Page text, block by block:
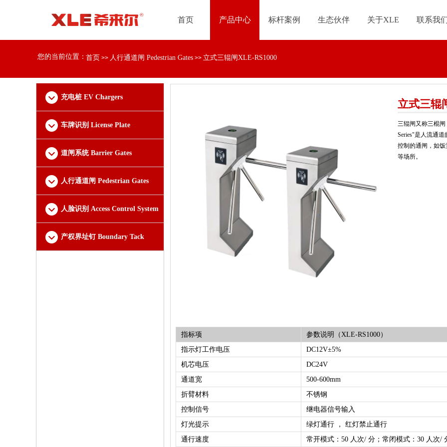
您的当前位置：首页 >> 人行通道闸 Pedestrian Gates >> 立式三辊闸XLE-RS1000
充电桩 EV Chargers
车牌识别 License Plate
Recognition道闸系统 Barrier Gates
人行通道闸 Pedestrian Gates
人脸识别 Access Control System
产权界址钉 Boundary Tack
立式三辊
三辊闸又称三棍闸
Series"是人流通
控制的通闸，如
等场所。
指标项
参数说明（XLE-RS1000）
指示灯工作电压
DC12V±5%
机芯电压
DC24V
通道宽
500-600mm
折臂材料
不锈钢
控制信号
继电器信号输入
灯光提示
绿灯通行 ， 红灯禁止通行
通行速度
常开模式：50 人次/ 分；常闭模式：30 人次/
首页 产品中心 标杆案例 生态伙伴 关于XLE 联系我